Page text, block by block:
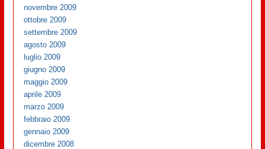
novembre 2009
ottobre 2009
settembre 2009
agosto 2009
luglio 2009
giugno 2009
maggio 2009
aprile 2009
marzo 2009
febbraio 2009
gennaio 2009
dicembre 2008